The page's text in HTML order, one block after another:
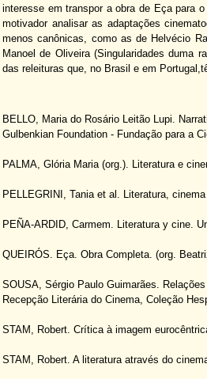
interesse em transpor a obra de Eça para
motivador analisar as adaptações
menos canônicas, como as de Helvécio
Manoel de Oliveira (Singularidades duma
das releituras que, no Brasil e em
BELLO, Maria do Rosário Leitão Lupi.
Gulbenkian Foundation - Fundação para a
PALMA, Glória Maria (org.). Literatura e
PELLEGRINI, Tania et al. Literatura,
PEÑA-ARDID, Carmem. Literatura y cine.
QUEIRÓS. Eça. Obra Completa. (org.
SOUSA, Sérgio Paulo Guimarães.
Recepção Literária do Cinema, Coleção
STAM, Robert. Crítica à imagem
STAM, Robert. A literatura através do